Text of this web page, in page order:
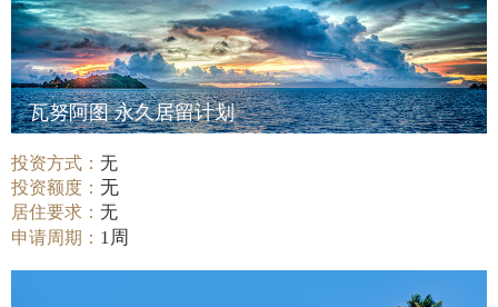
瓦努阿图 永久居留计划
投资方式：无
投资额度：无
居住要求：无
申请周期： 1周